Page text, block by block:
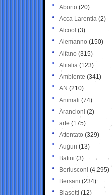
Aborto (20)
Acca Larentia (2)
Alcool (3)
Alemanno (150)
Alfano (315)
Alitalia (123)
Ambiente (341)
AN (210)
Animali (74)
Arancioni (2)
arte (175)
Attentato (329)
Auguri (13)
Batini (3)
Berlusconi (4.295)
Bersani (234)
Biasotti (12)